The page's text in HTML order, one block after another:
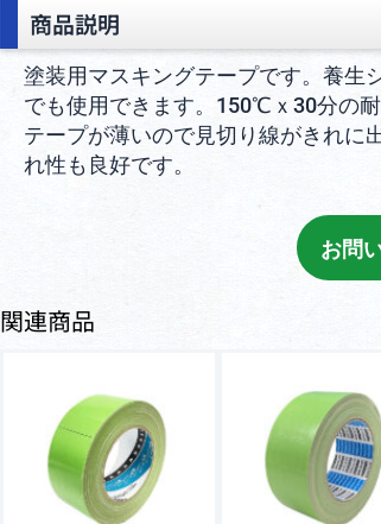
商品説明
塗装用マスキングテープです。養生
でも使用できます。150℃ｘ30分の耐
テープが薄いので見切り線がきれに
れ性も良好です。
お問
関連商品